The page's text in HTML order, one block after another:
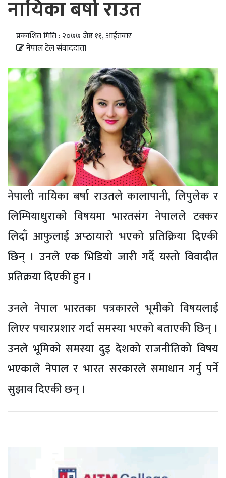
अपडेट
खेलकुद
स्वास्थ्य/
जिबनशैली
नायिका बर्षा राउत
प्रकाशित मिति : २०७७ जेष्ठ ११, आईतवार
नेपाल टेल संवाददाता
नेपाली नायिका बर्षा राउतले कालापानी, लिपुलेक र
लिम्पियाधुराको विषयमा भारतसंग नेपालले टक्कर
लिदाँ आफुलाई अप्ठायारो भएको प्रतिक्रिया दिएकी
छिन् । उनले एक भिडियो जारी गर्दै यस्तो विवादीत
प्रतिक्रया दिएकी हुन ।
उनले नेपाल भारतका पत्रकारले भूमीको विषयलाई
लिएर पचारप्रशार गर्दा समस्या भएको बताएकी छिन् ।
उनले भूमिको समस्या दुइ देशको राजनीतिको विषय
भएकाले नेपाल र भारत सरकारले समाधान गर्नु पर्ने
सुझाव दिएकी छन् ।